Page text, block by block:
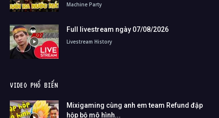
Machine Party
Full livestream ngày 07/08/2026
Livestream History
VIDEO PHỔ BIẾN
Mixigaming cùng anh em team Refund đập
hộp bộ mô hình...